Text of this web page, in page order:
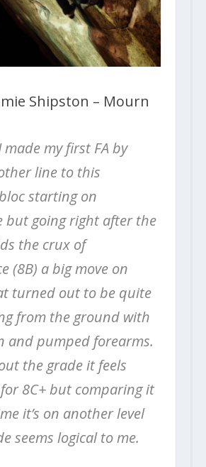
Shipston – Mourn
made my first FA by
line to this
starting on
but going right after the
the crux of
(8B) a big move on
turned out to be quite
from the ground with
and pumped forearms.
the grade it feels
8C+ but comparing it
it’s on another level
seems logical to me.